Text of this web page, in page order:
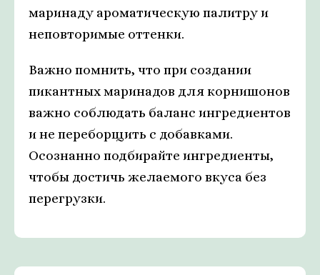
маринаду ароматическую палитру и
неповторимые оттенки.
Важно помнить, что при создании
пикантных маринадов для корнишонов
важно соблюдать баланс ингредиентов
и не переборщить с добавками.
Осознанно подбирайте ингредиенты,
чтобы достичь желаемого вкуса без
перегрузки.